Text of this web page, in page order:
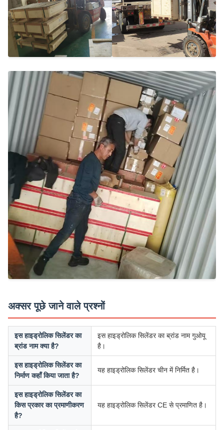
अक्सर पूछे जाने वाले प्रश्नों
इस हाइड्रोलिक सिलेंडर का
ब्रांड नाम क्या है?
इस हाइड्रोलिक सिलेंडर का ब्रांड नाम गुओयू
है।
इस हाइड्रोलिक सिलेंडर का
निर्माण कहाँ किया जाता है?
यह हाइड्रोलिक सिलेंडर चीन में निर्मित है।
इस हाइड्रोलिक सिलेंडर का
किस प्रकार का प्रमाणीकरण
है?
यह हाइड्रोलिक सिलेंडर CE से प्रमाणित है।